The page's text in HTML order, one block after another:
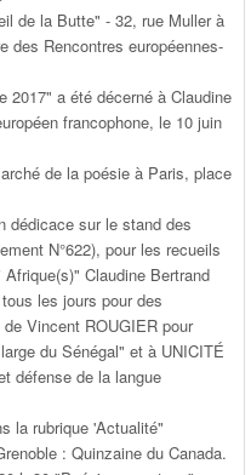
de la Butte" - 32, rue Muller à
des Rencontres européennes-
2017" a été décerné à Claudine
francophone, le 10 juin
de la poésie à Paris, place
dédicace sur le stand des
N°622), pour les recueils
Claudine Bertrand
les jours pour des
Vincent ROUGIER pour
du Sénégal" et à UNICITÉ
défense de la langue
la rubrique 'Actualité"
: Quinzaine du Canada.